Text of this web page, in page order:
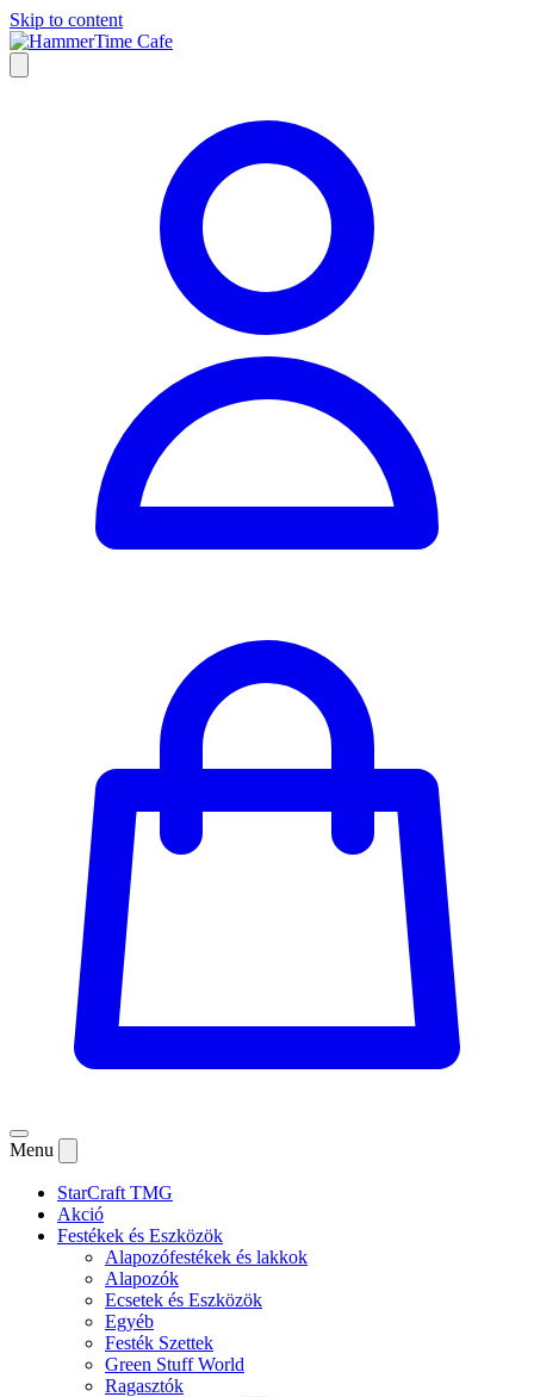
Skip to content
Menu
StarCraft TMG
Akció
Festékek és Eszközök
Alapozófestékek és lakkok
Alapozók
Ecsetek és Eszközök
Egyéb
Festék Szettek
Green Stuff World
Ragasztók